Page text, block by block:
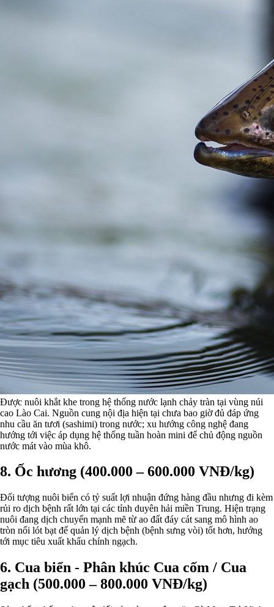
Được nuôi khắt khe trong hệ thống nước lạnh chảy tràn tại vùng núi
cao Lào Cai. Nguồn cung nội địa hiện tại chưa bao giờ đủ đáp ứng
nhu cầu ăn tươi (sashimi) trong nước; xu hướng công nghệ đang
hướng tới việc áp dụng hệ thống tuần hoàn mini để chủ động nguồn
nước mát vào mùa khô.
8. Ốc hương (400.000 – 600.000 VNĐ/kg)
Đối tượng nuôi biển có tỷ suất lợi nhuận đứng hàng đầu nhưng đi kèm
rủi ro dịch bệnh rất lớn tại các tỉnh duyên hải miền Trung. Hiện trạng
nuôi đang dịch chuyển mạnh mẽ từ ao đất đáy cát sang mô hình ao
tròn nổi lót bạt để quản lý dịch bệnh (bệnh sưng vòi) tốt hơn, hướng
tới mục tiêu xuất khẩu chính ngạch.
6. Cua biển - Phân khúc Cua cốm / Cua
gạch (500.000 – 800.000 VNĐ/kg)